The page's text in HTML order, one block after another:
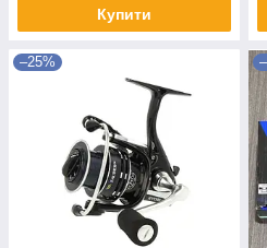
Купити
–25%